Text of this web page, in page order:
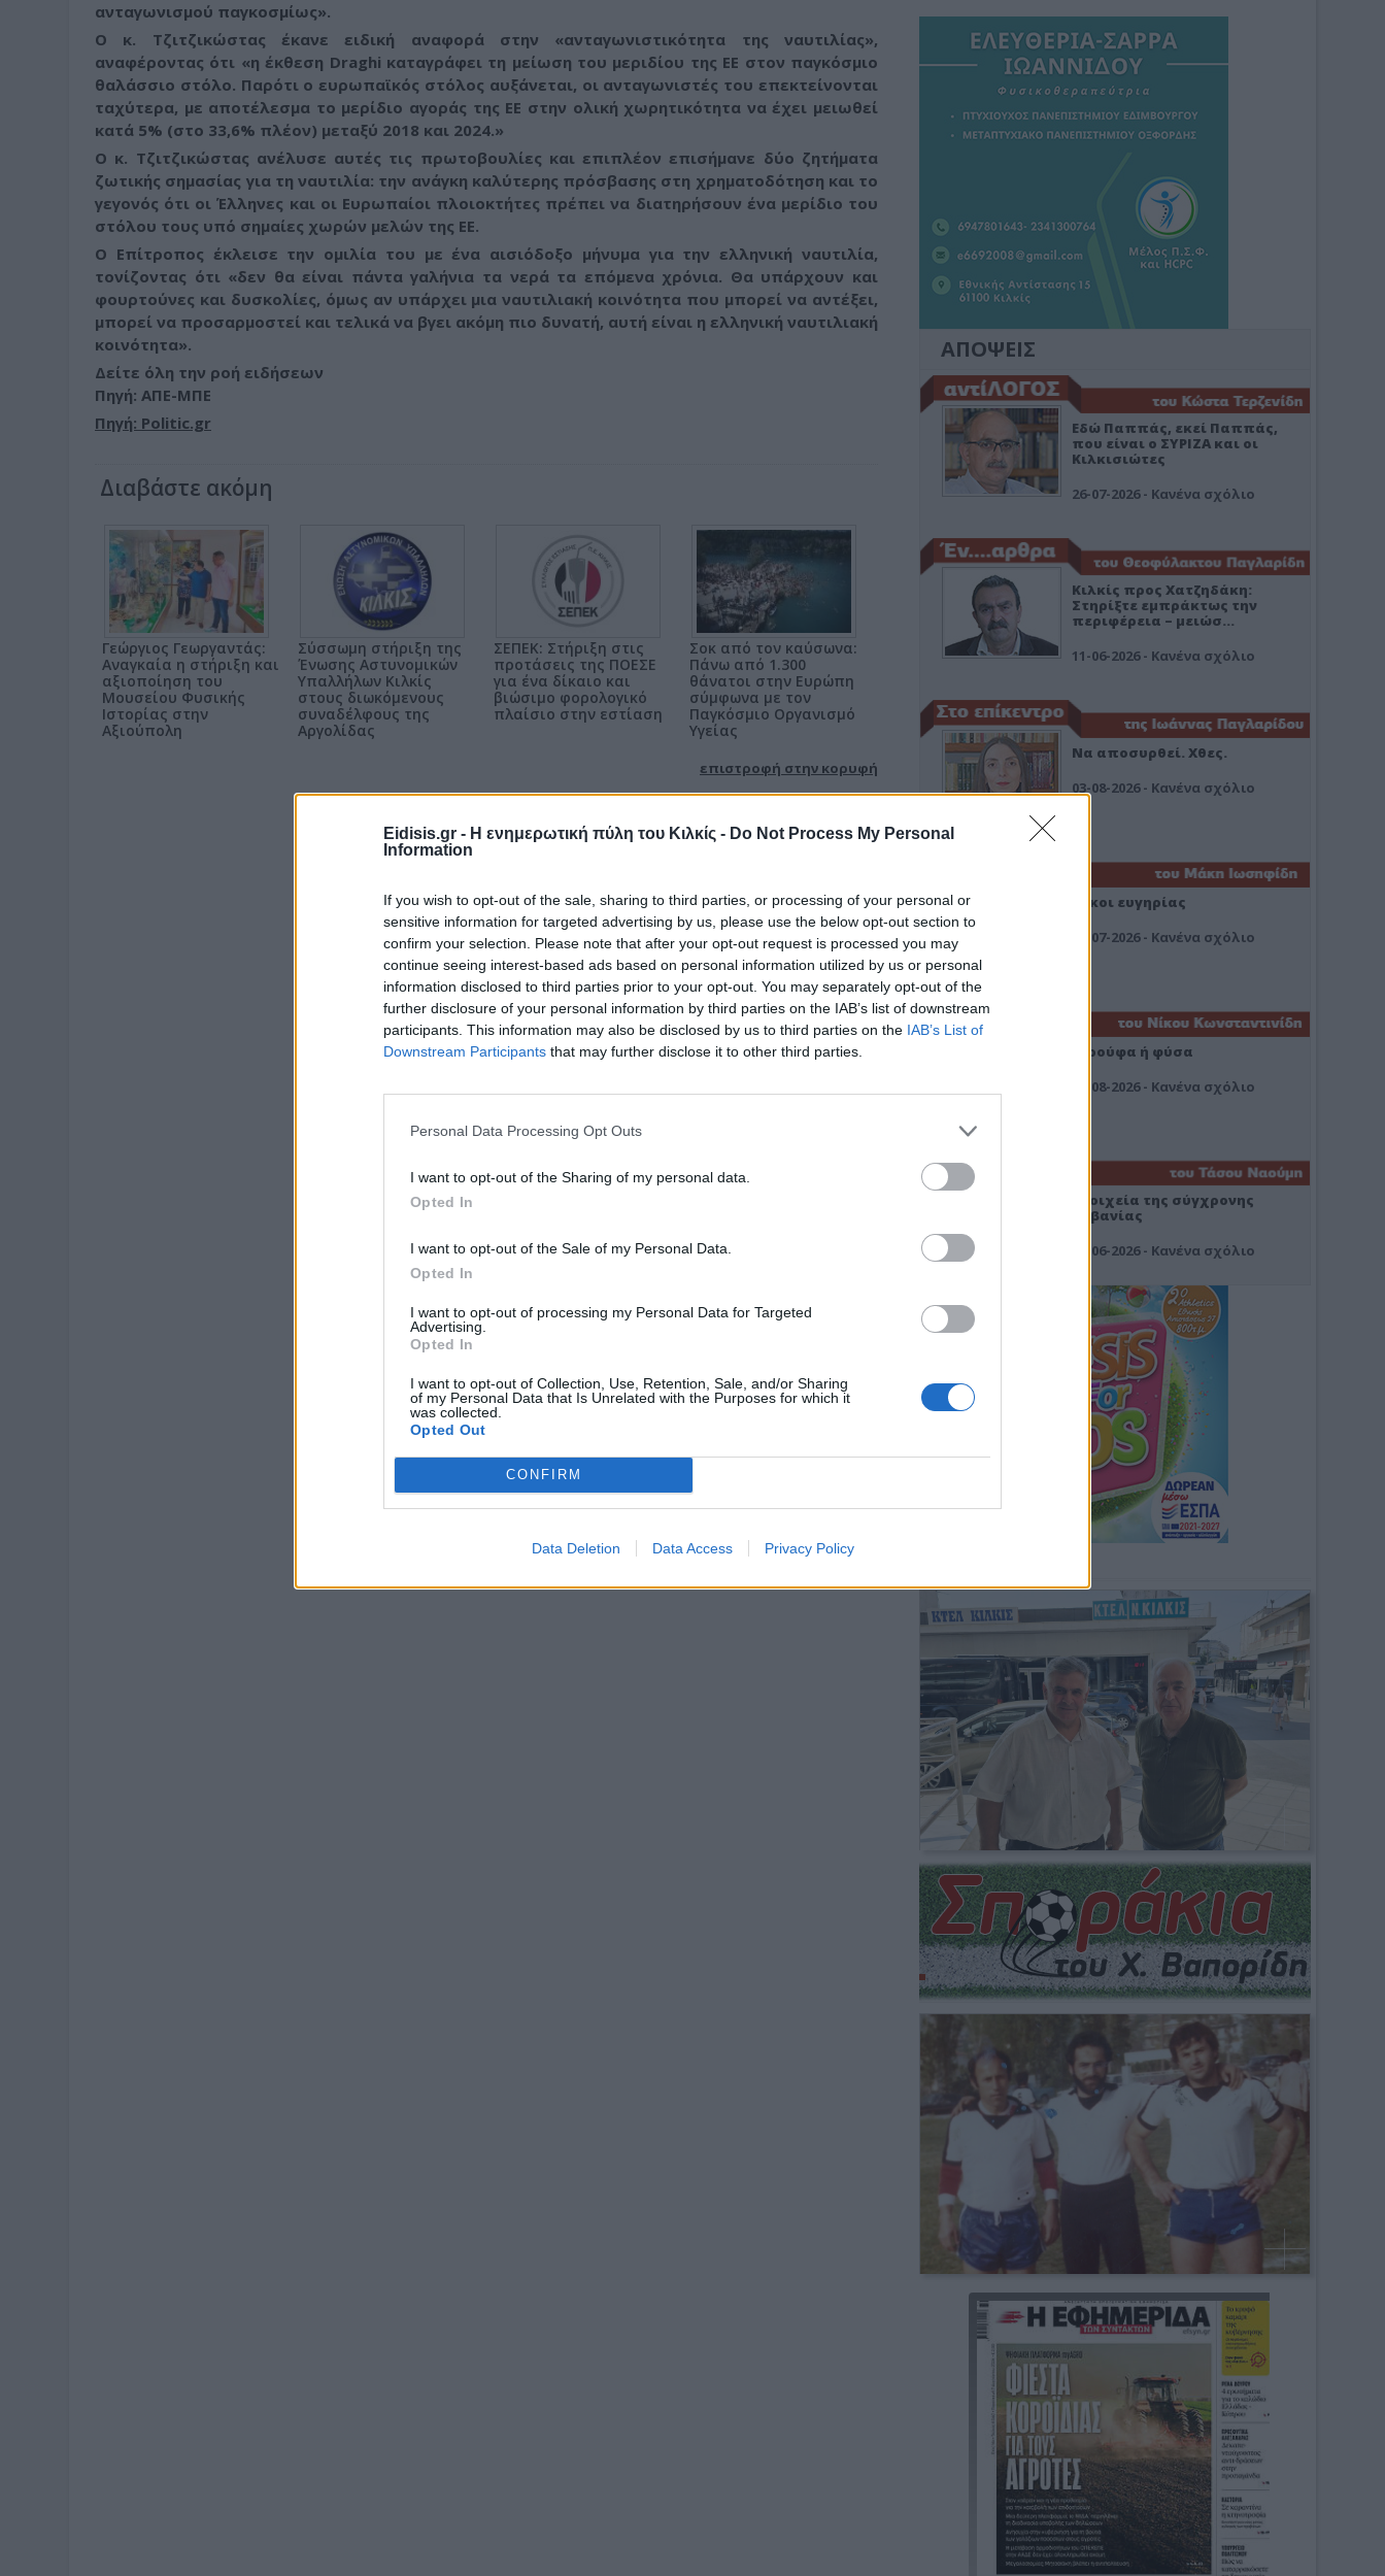
Eidisis.gr - Η ενημερωτική πύλη του Κιλκίς - Do Not Process My Personal
Information
If you wish to opt-out of the sale, sharing to third parties, or processing of your personal or
sensitive information for targeted advertising by us, please use the below opt-out section to
confirm your selection. Please note that after your opt-out request is processed you may
continue seeing interest-based ads based on personal information utilized by us or personal
information disclosed to third parties prior to your opt-out. You may separately opt-out of the
further disclosure of your personal information by third parties on the IAB’s list of downstream
participants. This information may also be disclosed by us to third parties on the IAB’s List of
Downstream Participants that may further disclose it to other third parties.
Personal Data Processing Opt Outs
I want to opt-out of the Sharing of my personal data.
Opted In
I want to opt-out of the Sale of my Personal Data.
Opted In
I want to opt-out of processing my Personal Data for Targeted
Advertising.
Opted In
I want to opt-out of Collection, Use, Retention, Sale, and/or Sharing
of my Personal Data that Is Unrelated with the Purposes for which it
was collected.
Opted Out
CONFIRM
Data Deletion Data Access Privacy Policy
ανταγωνισμού παγκοσμίως».
Ο κ. Τζιτζικώστας έκανε ειδική αναφορά στην «ανταγωνιστικότητα της ναυτιλίας»,
αναφέροντας ότι «η έκθεση Draghi καταγράφει τη μείωση του μεριδίου της ΕΕ στον παγκόσμιο
θαλάσσιο στόλο. Παρότι ο ευρωπαϊκός στόλος αυξάνεται, οι ανταγωνιστές του επεκτείνονται
ταχύτερα, με αποτέλεσμα το μερίδιο αγοράς της ΕΕ στην ολική χωρητικότητα να έχει μειωθεί
κατά 5% (στο 33,6% πλέον) μεταξύ 2018 και 2024.»
Ο κ. Τζιτζικώστας ανέλυσε αυτές τις πρωτοβουλίες και επιπλέον επισήμανε δύο ζητήματα
ζωτικής σημασίας για τη ναυτιλία: την ανάγκη καλύτερης πρόσβασης στη χρηματοδότηση και το
γεγονός ότι οι Έλληνες και οι Ευρωπαίοι πλοιοκτήτες πρέπει να διατηρήσουν ένα μερίδιο του
στόλου τους υπό σημαίες χωρών μελών της ΕΕ.
Ο Επίτροπος έκλεισε την ομιλία του με ένα αισιόδοξο μήνυμα για την ελληνική ναυτιλία,
τονίζοντας ότι «δεν θα είναι πάντα γαλήνια τα νερά τα επόμενα χρόνια. Θα υπάρχουν και
φουρτούνες και δυσκολίες, όμως αν υπάρχει μια ναυτιλιακή κοινότητα που μπορεί να αντέξει,
μπορεί να προσαρμοστεί και τελικά να βγει ακόμη πιο δυνατή, αυτή είναι η ελληνική ναυτιλιακή
κοινότητα».
Δείτε όλη την ροή ειδήσεων
Πηγή: ΑΠΕ-ΜΠΕ
Πηγή: Politic.gr
Διαβάστε ακόμη
Γεώργιος Γεωργαντάς:
Αναγκαία η στήριξη και
αξιοποίηση του
Μουσείου Φυσικής
Ιστορίας στην
Αξιούπολη
Σύσσωμη στήριξη της
Ένωσης Αστυνομικών
Υπαλλήλων Κιλκίς
στους διωκόμενους
συναδέλφους της
Αργολίδας
ΣΕΠΕΚ: Στήριξη στις
προτάσεις της ΠΟΕΣΕ
για ένα δίκαιο και
βιώσιμο φορολογικό
πλαίσιο στην εστίαση
Σοκ από τον καύσωνα:
Πάνω από 1.300
θάνατοι στην Ευρώπη
σύμφωνα με τον
Παγκόσμιο Οργανισμό
Υγείας
επιστροφή στην κορυφή
ΑΠΟΨΕΙΣ
Εδώ Παππάς, εκεί Παππάς,
που είναι ο ΣΥΡΙΖΑ και οι
Κιλκισιώτες
26-07-2026 - Κανένα σχόλιο
Κιλκίς προς Χατζηδάκη:
Στηρίξτε εμπράκτως την
περιφέρεια – μειώσ…
11-06-2026 - Κανένα σχόλιο
Να αποσυρθεί. Χθες.
03-08-2026 - Κανένα σχόλιο
Οίκοι ευγηρίας
24-07-2026 - Κανένα σχόλιο
Ή ρούφα ή φύσα
03-08-2026 - Κανένα σχόλιο
Στοιχεία της σύγχρονης
Αλβανίας
19-06-2026 - Κανένα σχόλιο